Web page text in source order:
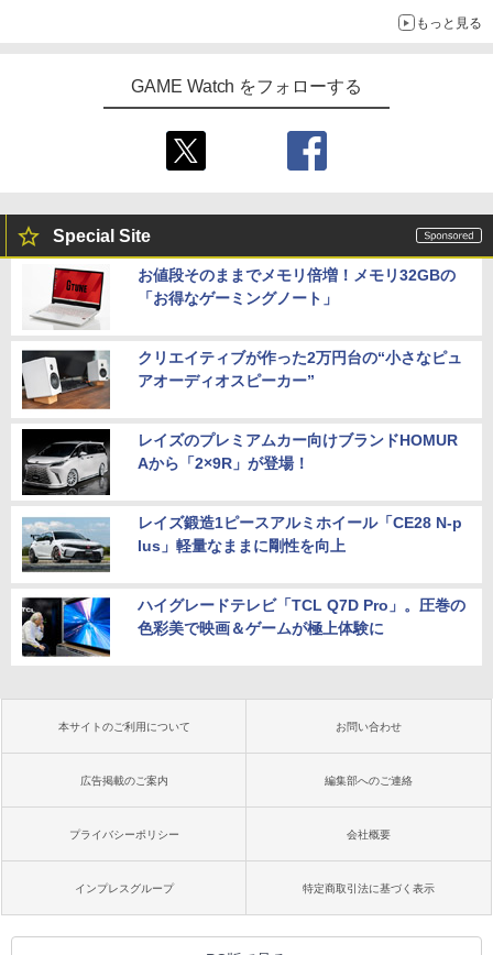
もっと見る
GAME Watch をフォローする
Special Site
お値段そのままでメモリ倍増！メモリ32GBの
「お得なゲーミングノート」
クリエイティブが作った2万円台の“小さなピュ
アオーディオスピーカー”
レイズのプレミアムカー向けブランドHOMUR
Aから「2×9R」が登場！
レイズ鍛造1ピースアルミホイール「CE28 N-p
lus」軽量なままに剛性を向上
ハイグレードテレビ「TCL Q7D Pro」。圧巻の
色彩美で映画＆ゲームが極上体験に
本サイトのご利用について お問い合わせ
広告掲載のご案内 編集部へのご連絡
プライバシーポリシー 会社概要
インプレスグループ 特定商取引法に基づく表示